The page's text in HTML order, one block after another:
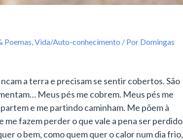
Poemas,Vida/Auto-conhecimento / Por Domingas
a terra e precisam se sentir cobertos. São
Meus pés me cobrem. Meus pés me
e me partindo caminham. Me põem à
fazem perder o que vale a pena ser perdido
o bem, como quem quer o calor num dia frio,